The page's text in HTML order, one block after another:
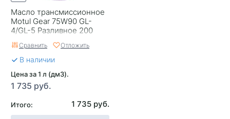
Масло трансмиссионное
Motul Gear 75W90 GL-
4/GL-5 Разливное 200
Сравнить Отложить
В наличии
Цена за 1 л (дм3).
1 735 руб.
Итого: 1 735 руб.